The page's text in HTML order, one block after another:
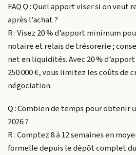
FAQ Q : Quel apport viser si on veut
après l’achat ?
R : Visez 20 % d’apport minimum
notaire et relais de trésorerie ;
net en liquidités. Avec 20 %
250 000 €, vous limitez les coûts
négociation.
Q : Combien de temps pour obtenir
2026 ?
R : Comptez 8 à 12 semaines en
formelle depuis le dépôt complet